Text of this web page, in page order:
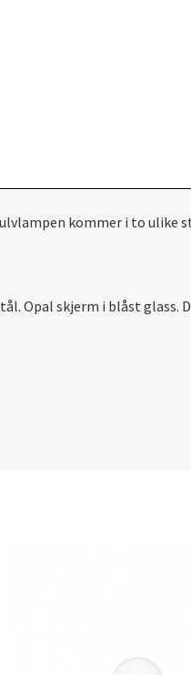
kommer i to ulike
Opal skjerm i blåst glass.